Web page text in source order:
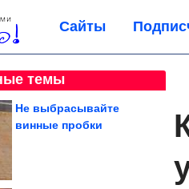
Сайты
темы
Не выбрасывайте
винные пробки